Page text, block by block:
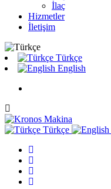
İlaç
Hizmetler
İletişim
Türkçe
English
Türkçe